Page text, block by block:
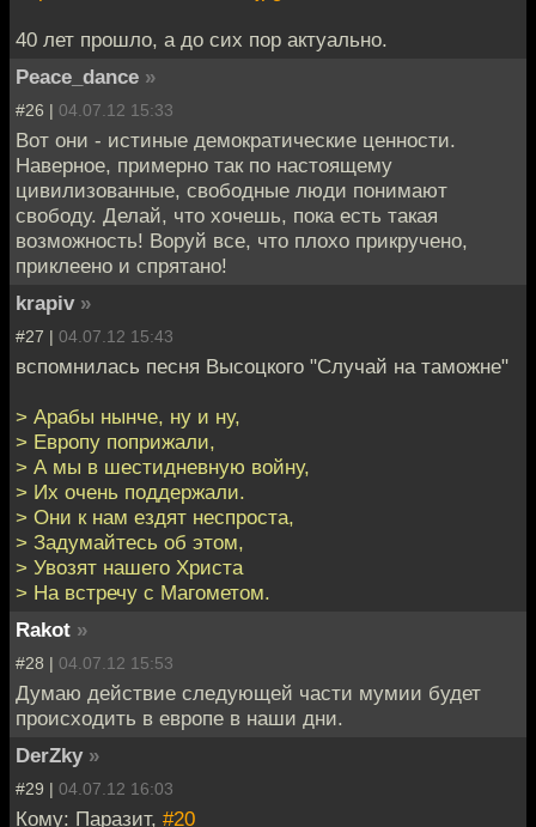
40 лет прошло, а до сих пор актуально.
Peace_dance »
#26 | 04.07.12 15:33
Вот они - истиные демократические ценности.
Наверное, примерно так по настоящему
цивилизованные, свободные люди понимают
свободу. Делай, что хочешь, пока есть такая
возможность! Воруй все, что плохо прикручено,
приклеено и спрятано!
krapiv »
#27 | 04.07.12 15:43
вспомнилась песня Высоцкого "Случай на таможне"
> Арабы нынче, ну и ну,
> Европу поприжали,
> А мы в шестидневную войну,
> Их очень поддержали.
> Они к нам ездят неспроста,
> Задумайтесь об этом,
> Увозят нашего Христа
> На встречу с Магометом.
Rakot »
#28 | 04.07.12 15:53
Думаю действие следующей части мумии будет
происходить в европе в наши дни.
DerZky »
#29 | 04.07.12 16:03
Кому: Паразит, #20